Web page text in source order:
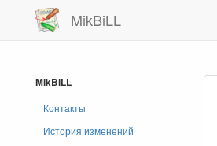
MikBiLL
MikBiLL
Контакты
История изменений